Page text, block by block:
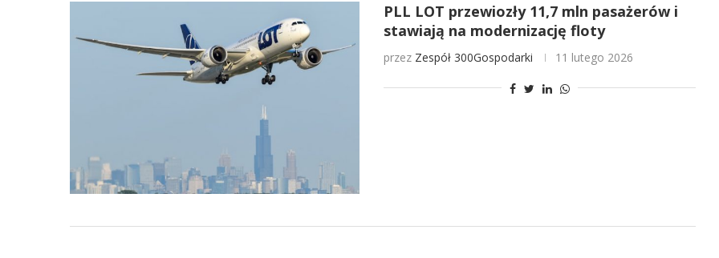
PLL LOT przewiozły 11,7 mln pasażerów i
stawiają na modernizację floty
przez Zespół 300Gospodarki 11 lutego 2026